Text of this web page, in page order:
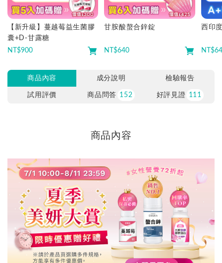
【新升級】蔓越莓益生菌膠
囊+D-甘露糖
NT$900
甘胺酸螯合鋅錠
NT$640
西印
NT$
商品內容 成分說明 檢驗報告
試用評價 商品問答 152 好評見證 111
商品內容